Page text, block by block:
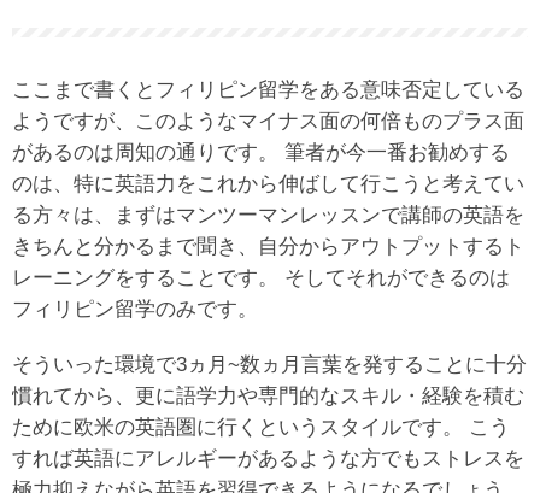
ここまで書くとフィリピン留学をある意味否定している
ようですが、このようなマイナス面の何倍ものプラス面
があるのは周知の通りです。 筆者が今一番お勧めする
のは、特に英語力をこれから伸ばして行こうと考えてい
る方々は、まずはマンツーマンレッスンで講師の英語を
きちんと分かるまで聞き、自分からアウトプットするト
レーニングをすることです。 そしてそれができるのは
フィリピン留学のみです。
そういった環境で3ヵ月~数ヵ月言葉を発することに十分
慣れてから、更に語学力や専門的なスキル・経験を積む
ために欧米の英語圏に行くというスタイルです。 こう
すれば英語にアレルギーがあるような方でもストレスを